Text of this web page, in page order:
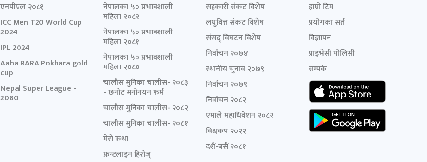
एनपीएल २०८१
ICC Men T20 World Cup
2024
IPL 2024
Aaha RARA Pokhara gold
cup
Nepal Super League -
2080
नेपालका ५० प्रभावशाली
महिला २०८२
नेपालका ५० प्रभावशाली
महिला २०८१
नेपालका ५० प्रभावशाली
महिला २०८०
चालीस मुनिका चालीस- २०८३
- छनोट मनोनयन फर्म
चालीस मुनिका चालीस- २०८२
चालीस मुनिका चालीस- २०८१
मेरो कथा
फ्रन्टलाइन हिरोज्
सहकारी संकट विशेष
लघुवित्त संकट विशेष
संसद् विघटन विशेष
निर्वाचन २०७४
स्थानीय चुनाव २०७९
निर्वाचन २०७९
निर्वाचन २०८२
एमाले महाधिवेशन २०८२
विश्वकप २०२२
दशैं-बसैं २०८१
हाम्रो टिम
प्रयोगका सर्त
विज्ञापन
प्राइभेसी पोलिसी
सम्पर्क